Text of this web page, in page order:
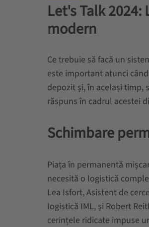
Let's Talk
modern
Ce trebuie să facă un
este important atunci
depozit și, în același timp,
răspuns în cadrul acestei
Schimbare
Piața în permanentă
necesită o logistică
Lea Isfort, Asistent de
logistică IML, și Robert
cerințele ridicate impuse